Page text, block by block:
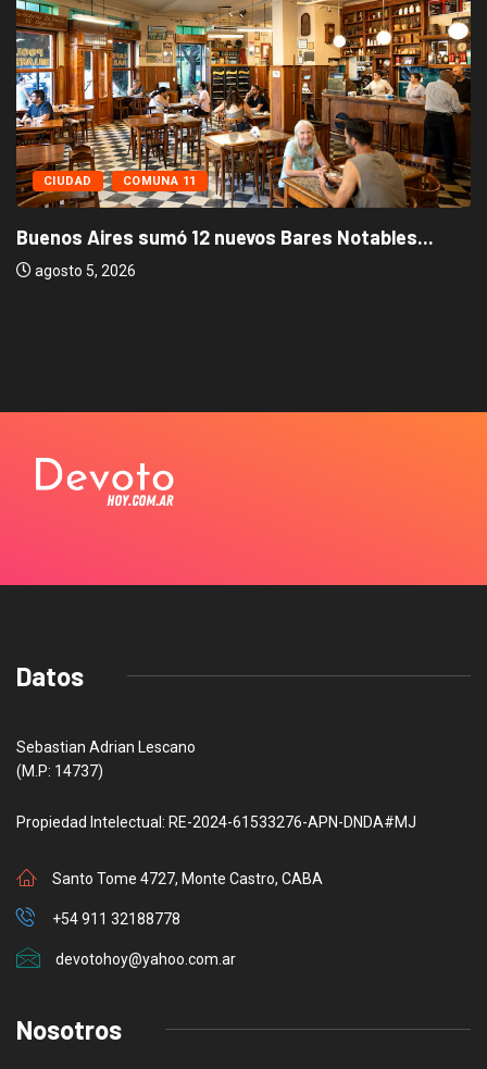
CIUDAD COMUNA 11
Buenos Aires sumó 12 nuevos Bares Notables...
agosto 5, 2026
Datos
Sebastian Adrian Lescano
(M.P: 14737)
Propiedad Intelectual: RE-2024-61533276-APN-DNDA#MJ
Santo Tome 4727, Monte Castro, CABA
+54 911 32188778
devotohoy@yahoo.com.ar
Nosotros